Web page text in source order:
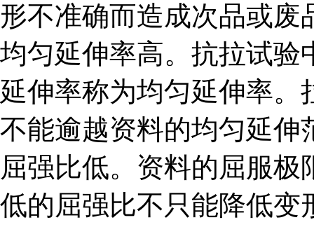
形不准确而造成次品或废
均匀延伸率高。抗拉试验
延伸率称为均匀延伸率。
不能逾越资料的均匀延伸
屈强比低。资料的屈服
低的屈强比不只能降低变